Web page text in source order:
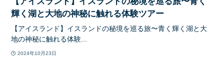
輝く湖と大地の神秘に触れる体験ツアー
【アイスランド】イスランドの秘境を巡る旅〜青く輝く湖と大
地の神秘に触れる体験...
2024年10月23日